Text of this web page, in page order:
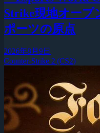
Strike現地オープ
ポーツの原点
2026年8月9日
Counter-Strike 2 (CS2)